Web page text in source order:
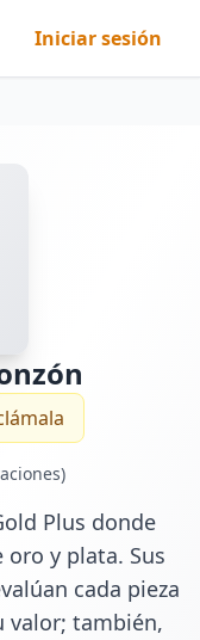
Iniciar sesión
Plus donde
y plata. Sus
cada pieza
valor; también,